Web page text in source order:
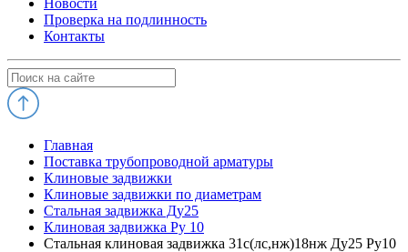
Новости
Проверка на подлинность
Контакты
Главная
Поставка трубопроводной арматуры
Клиновые задвижки
Клиновые задвижки по диаметрам
Стальная задвижка Ду25
Клиновая задвижка Ру 10
Стальная клиновая задвижка 31с(лс,нж)18нж Ду25 Ру10